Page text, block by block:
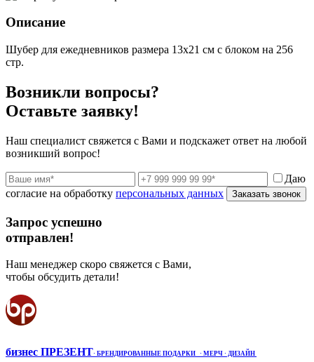
Описание
Шубер для ежедневников размера 13х21 см с блоком на 256
стр.
Возникли вопросы?
Оставьте заявку!
Наш специалист свяжется с Вами и подскажет ответ на любой
возникший вопрос!
Даю
согласие на обработку персональных данных Заказать звонок
Запрос успешно
отправлен!
Наш менеджер скоро свяжется с Вами,
чтобы обсудить детали!
бизнес ПРЕЗЕНТ· БРЕНДИРОВАННЫЕ ПОДАРКИ · МЕРЧ · ДИЗАЙН